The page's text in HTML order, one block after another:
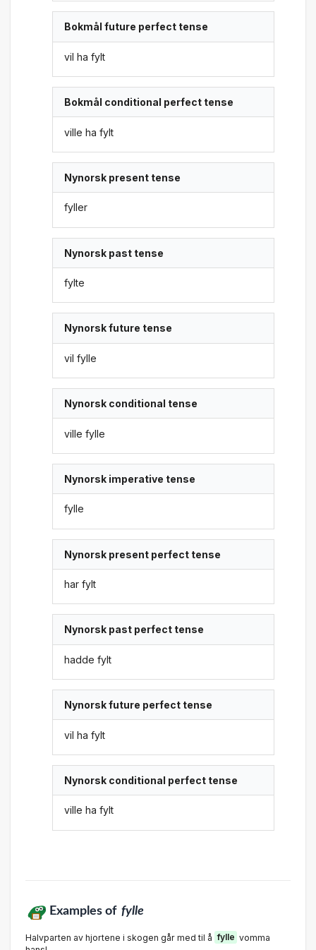
Bokmål future perfect tense
vil ha fylt
Bokmål conditional perfect tense
ville ha fylt
Nynorsk present tense
fyller
Nynorsk past tense
fylte
Nynorsk future tense
vil fylle
Nynorsk conditional tense
ville fylle
Nynorsk imperative tense
fylle
Nynorsk present perfect tense
har fylt
Nynorsk past perfect tense
hadde fylt
Nynorsk future perfect tense
vil ha fylt
Nynorsk conditional perfect tense
ville ha fylt
Examples of fylle
Halvparten av hjortene i skogen går med til å fylle vomma